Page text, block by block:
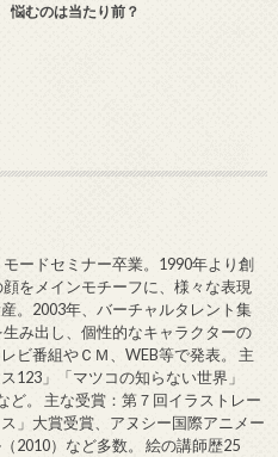
悩むのは当たり前？
ードセミナー卒業。1990年より創
をメインモチーフに、様々な表現
。2003年、バーチャルタレント集
み出し、個性的なキャラクターの
ビ番組やＣＭ、WEB等で発表。 主
123」「マツコの知らない世界」
ど。 主な受賞：第７回イラストレー
」大賞受賞、アヌシー国際アニメー
2010）など多数。 絵の講師歴25